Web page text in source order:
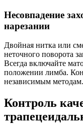
Несовпадение
нарезании
Двойная нитка или
неточного поворота
Всегда включайте
положении лимба.
независимым методам.
Контроль